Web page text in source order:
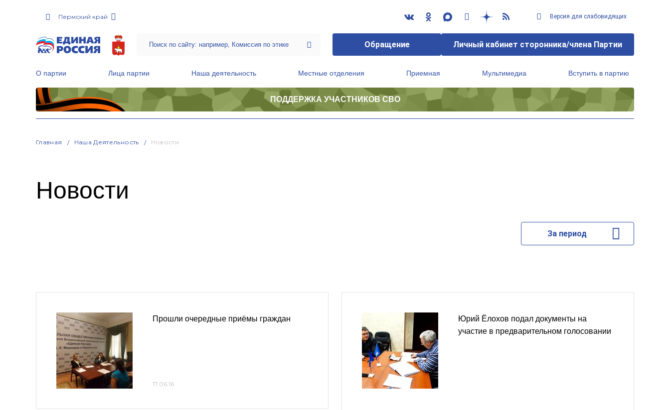
Пермский край Версия для слабовидящих
Обращение Личный кабинет сторонника/члена Партии
О партии Лица партии Наша деятельность Местные отделения Приемная Мультимедиа Вступить в партию
ПОДДЕРЖКА УЧАСТНИКОВ СВО
Главная Наша Деятельность Новости
Новости
За период
Прошли очередные приёмы граждан
17.06.16
Юрий Ёлохов подал документы на
участие в предварительном голосовании